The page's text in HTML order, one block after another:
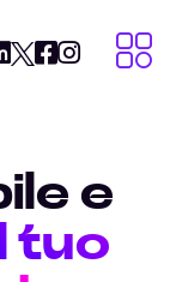
e
tuo